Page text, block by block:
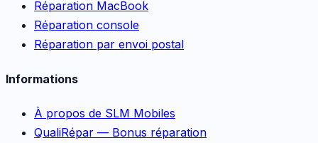
Réparation MacBook
Réparation console
Réparation par envoi postal
Informations
À propos de SLM Mobiles
QualiRépar — Bonus réparation